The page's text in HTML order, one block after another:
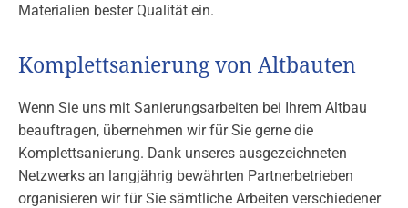
Materialien bester Qualität ein.
Komplettsanierung von Altbauten
Wenn Sie uns mit Sanierungsarbeiten bei Ihrem Altbau
beauftragen, übernehmen wir für Sie gerne die
Komplettsanierung. Dank unseres ausgezeichneten
Netzwerks an langjährig bewährten Partnerbetrieben
organisieren wir für Sie sämtliche Arbeiten verschiedener